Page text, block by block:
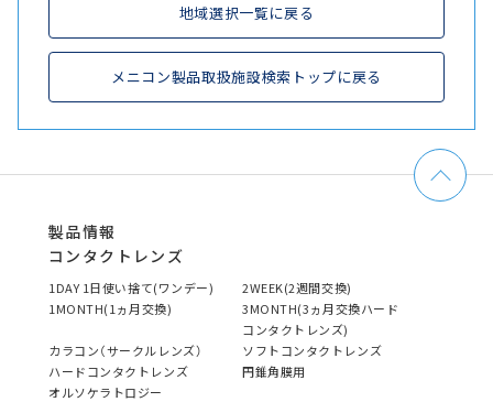
地域選択一覧に戻る
メニコン製品取扱施設検索トップに戻る
製品情報
コンタクトレンズ
1DAY 1日使い捨て(ワンデー)
2WEEK(2週間交換)
1MONTH(1ヵ月交換)
3MONTH(3ヵ月交換ハード
コンタクトレンズ)
カラコン（サークルレンズ）
ソフトコンタクトレンズ
ハードコンタクトレンズ
円錐角膜用
オルソケラトロジー